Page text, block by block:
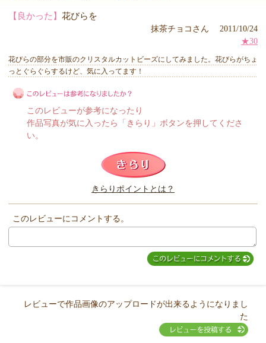
【良かった】 花びらを
抹茶チョコさん 2011/10/24
★30
花びらの部分を市販のクリスタルカットビーズにしてみました。花びらがちょ
っとぐらぐらするけど、気に入ってます！
このレビューは参考になりましたか？
このレビューが参考になったり
作品写真が気に入ったら「きらり」ボタンを押してくださ
い。
きらりポイントとは？
このレビューにコメントする。
レビューで作品画像のアップロードが出来るようになりまし
た